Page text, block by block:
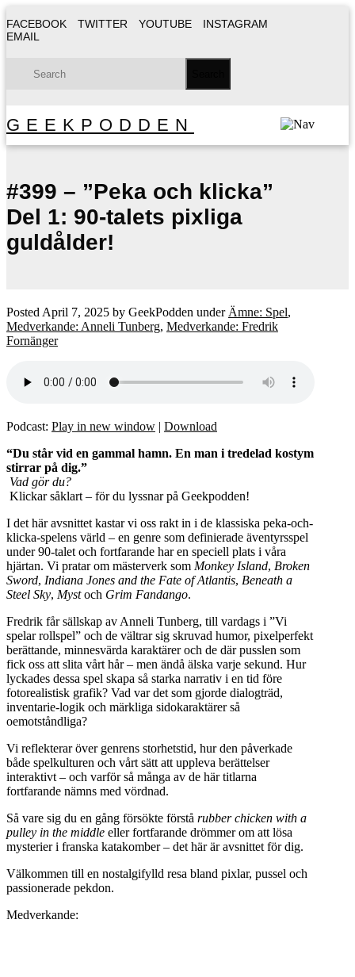
FACEBOOK TWITTER YOUTUBE
INSTAGRAM
EMAIL
GEEKPODDEN
#399 – ”Peka och klicka”
Del 1: 90-talets pixliga
guldålder!
Posted April 7, 2025 by GeekPodden under Ämne: Spel,
Medverkande: Anneli Tunberg, Medverkande: Fredrik
Fornänger
Podcast: Play in new window | Download
“Du står vid en gammal hamn. En man i tredelad kostym
stirrar på dig.”
Vad gör du?
Klickar såklart – för du lyssnar på Geekpodden!
I det här avsnittet kastar vi oss rakt in i de klassiska peka-och-
klicka-spelens värld – en genre som definierade äventyrsspel
under 90-talet och fortfarande har en speciell plats i våra
hjärtan. Vi pratar om mästerverk som Monkey Island, Broken
Sword, Indiana Jones and the Fate of Atlantis, Beneath a
Steel Sky, Mystoch Grim Fandango.
Fredrik får sällskap av Anneli Tunberg, till vardags i ”Vi
spelar rollspel” och de vältrar sig skruvad humor, pixelperfekt
berättande, minnesvärda karaktärer och de där pusslen som
fick oss att slita vårt hår – men ändå älska varje sekund. Hur
lyckades dessa spel skapa så starka narrativ i en tid före
fotorealistisk grafik? Vad var det som gjorde dialogträd,
inventarie-logik och märkliga sidokaraktärer så
oemotståndliga?
Vi reflekterar över genrens storhetstid, hur den påverkade
både spelkulturen och vårt sätt att uppleva berättelser
interaktivt – och varför så många av de här titlarna
fortfarande nämns med vördnad.
Så vare sig du en gång försökte förstå rubber chicken with a
pulley in the middle eller fortfarande drömmer om att lösa
mysterier i franska katakomber – det här är avsnittet för dig.
Välkommen till en nostalgifylld resa bland pixlar, pussel och
passionerade pekdon.
Medverkande: